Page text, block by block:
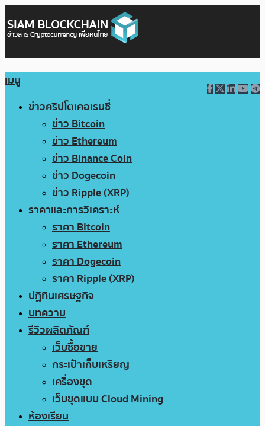
เมนู
ข่าวคริปโตเคอเรนซี่
ข่าว Bitcoin
ข่าว Ethereum
ข่าว Binance Coin
ข่าว Dogecoin
ข่าว Ripple (XRP)
ราคาและการวิเคราะห์
ราคา Bitcoin
ราคา Ethereum
ราคา Dogecoin
ราคา Ripple (XRP)
ปฏิทินเศรษฐกิจ
บทความ
รีวิวผลิตภัณฑ์
เว็บซื้อขาย
กระเป๋าเก็บเหรียญ
เครื่องขุด
เว็บขุดแบบ Cloud Mining
ห้องเรียน